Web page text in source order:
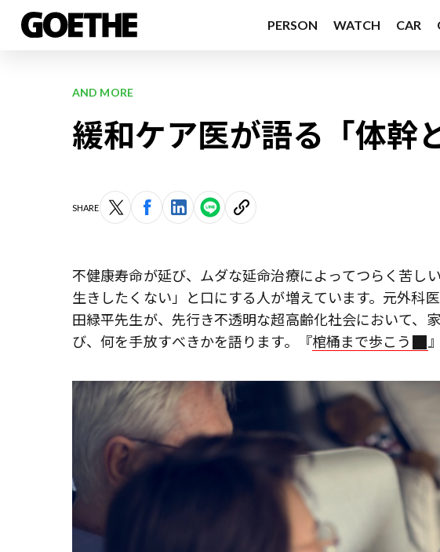
PERSON WATCH CAR
AND MORE
緩和ケア医が語る「体幹
SHARE
不健康寿命が延び、ムダな延命治療によってつらく苦し
生きしたくない」と口にする人が増えています。元外科
田緑平先生が、先行き不透明な超高齢化社会において、
び、何を手放すべきかを語ります。『棺桶まで歩こう